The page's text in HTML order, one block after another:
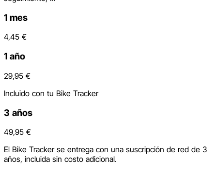
1 mes
4,45 €
1 año
29,95 €
Incluido con tu Bike Tracker
3 años
49,95 €
El Bike Tracker se entrega con una suscripción de red de 3
años, incluida sin costo adicional.